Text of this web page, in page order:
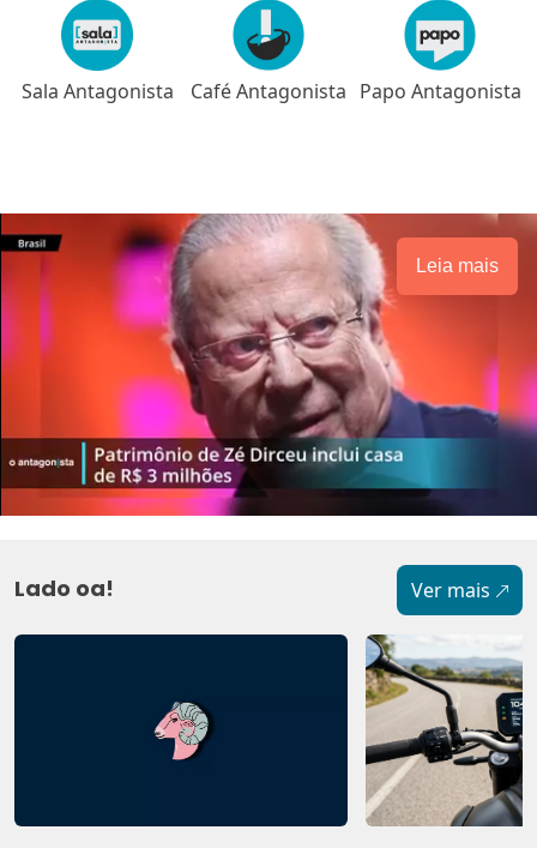
Sala Antagonista Café Antagonista Papo Antagonista
Leia mais
Lado oa! Ver mais